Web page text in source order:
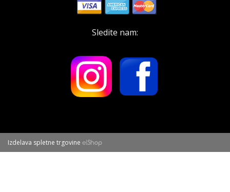
Sledite nam:
Izdelava spletne trgovine